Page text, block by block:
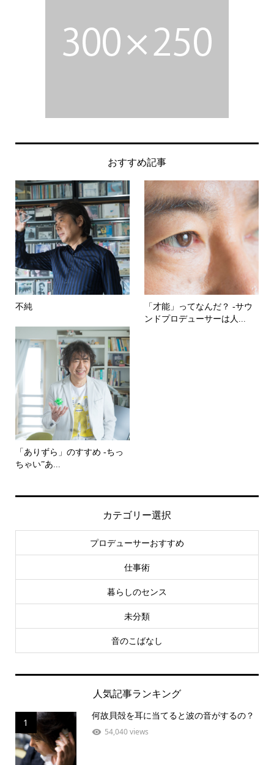
おすすめ記事
不純
「才能」ってなんだ？ -サウ
ンドプロデューサーは人...
「ありずら」のすすめ -ちっ
ちゃい”あ...
カテゴリー選択
プロデューサーおすすめ
仕事術
暮らしのセンス
未分類
音のこばなし
人気記事ランキング
1
何故貝殻を耳に当てると波の音がするの？
54,040 views